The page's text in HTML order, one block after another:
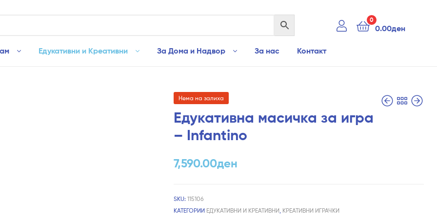
0
0.00ден
Едукативни и Креативни За Дома и Надвор За нас Контакт
Нема на залиха
Едукативна масичка за игра
– Infantino
7,590.00ден
SKU:115106
КАТЕГОРИИ ЕДУКАТИВНИ И КРЕАТИВНИ КРЕАТИВНИ ИГРАЧКИ